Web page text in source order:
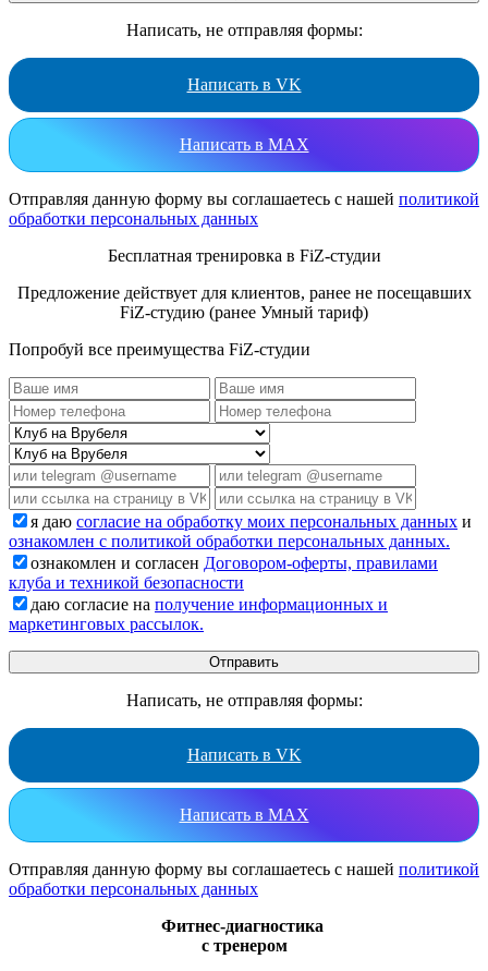
Написать, не отправляя формы:
Написать в VK
Написать в MAX
Отправляя данную форму вы соглашаетесь с нашей политикой
обработки персональных данных
Бесплатная тренировка в FiZ-студии
Предложение действует для клиентов, ранее не посещавших
FiZ-студию (ранее Умный тариф)
Попробуй все преимущества FiZ-студии
я даю согласие на обработку моих персональных данных и
ознакомлен с политикой обработки персональных данных.
ознакомлен и согласен Договором-оферты, правилами
клуба и техникой безопасности
даю согласие на получение информационных и
маркетинговых рассылок.
Написать, не отправляя формы:
Написать в VK
Написать в MAX
Отправляя данную форму вы соглашаетесь с нашей политикой
обработки персональных данных
Фитнес-диагностика
с тренером